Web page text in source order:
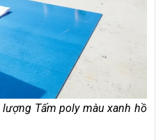
Tấm poly màu xanh hồ